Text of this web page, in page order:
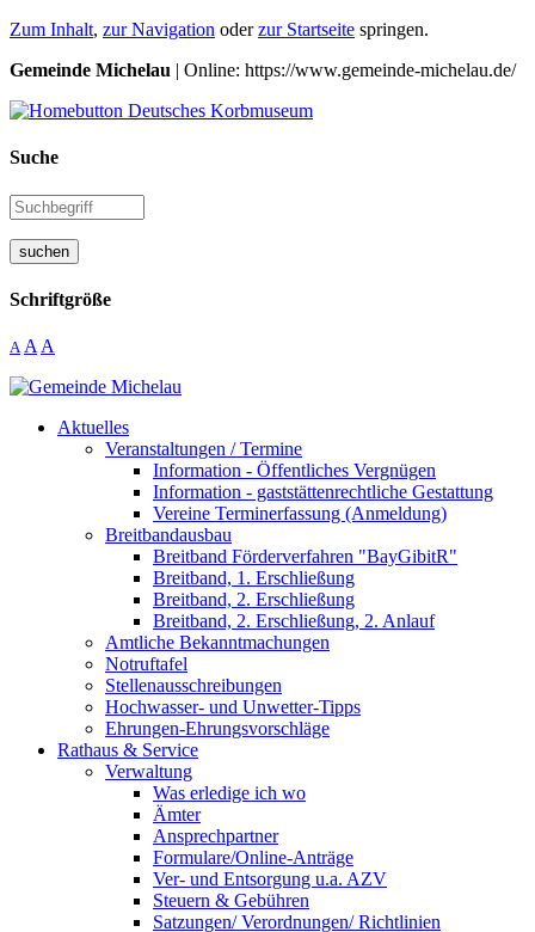
Zum Inhalt, zur Navigation oderzur Startseite springen.
Gemeinde Michelau | Online: https://www.gemeinde-michelau.de/
Suche
suchen
Schriftgröße
A A A
Aktuelles
Veranstaltungen / Termine
Information - Öffentliches Vergnügen
Information - gaststättenrechtliche Gestattung
Vereine Terminerfassung (Anmeldung)
Breitbandausbau
Breitband Förderverfahren "BayGibitR"
Breitband, 1. Erschließung
Breitband, 2. Erschließung
Breitband, 2. Erschließung, 2. Anlauf
Amtliche Bekanntmachungen
Notruftafel
Stellenausschreibungen
Hochwasser- und Unwetter-Tipps
Ehrungen-Ehrungsvorschläge
Rathaus & Service
Verwaltung
Was erledige ich wo
Ämter
Ansprechpartner
Formulare/Online-Anträge
Ver- und Entsorgung u.a. AZV
Steuern & Gebühren
Satzungen/ Verordnungen/ Richtlinien